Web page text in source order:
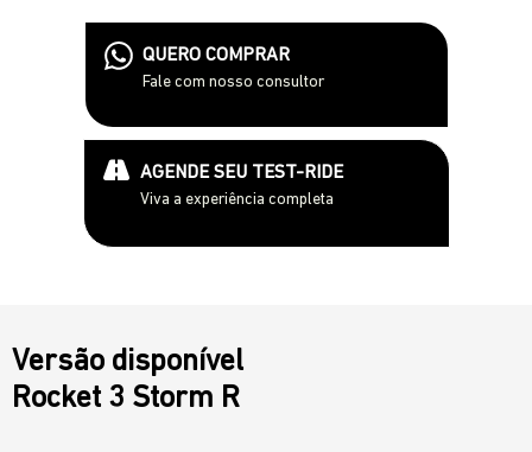
QUERO COMPRAR
Fale com nosso consultor
AGENDE SEU TEST-RIDE
Viva a experiência completa
Versão disponível
Rocket 3 Storm R